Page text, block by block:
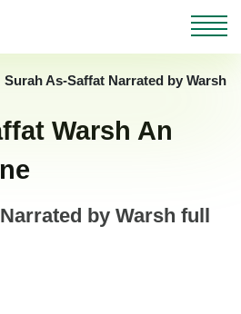
Surah As-Saffat Narrated by Warsh
Warsh An
by Warsh full